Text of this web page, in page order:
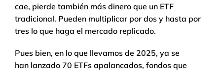
cae, pierde también más dinero que un ETF
tradicional. Pueden multiplicar por dos y hasta por
tres lo que haga el mercado replicado.
Pues bien, en lo que llevamos de 2025, ya se
han lanzado 70 ETFs apalancados, fondos que